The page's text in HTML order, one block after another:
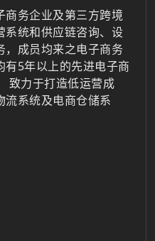
商务企业及第三方跨境
系统和供应链咨询、设
，成员均来之电子商务
有5年以上的先进电子商
致力于打造低运营成
流系统及电商仓储系